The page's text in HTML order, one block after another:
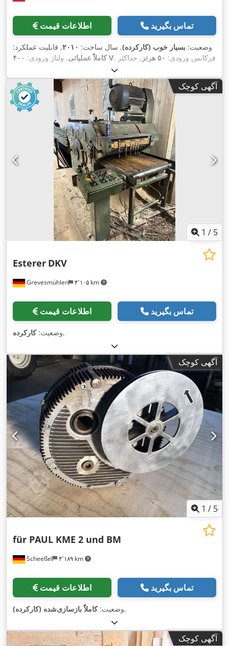
اطلاعات قیمت تماس بگیرید
وضعیت: بسیار خوب (کارکرده), سال ساخت: ۲۰۱۰, قابلیت عملکرد:
کاملاً عملیاتی, ولتاژ ورودی: ۴۰۰ V , فرکانس ورودی: ۵۰ هرتز
, حداکثر
, قطر تیغ اره:
ارتفاع:برقی, حداکثر سرعت چرخش:۲٬۹۰۰ دور/دقیقه
, تجهیزات:
محافظ تیغه اره, آگهی کوچک
1 / 5
Grevesmühlen ۴٬۱۰۵ km
Esterer DKV
اطلاعات قیمت تماس بگیرید
وضعیت:کارکرده ,
آگهی کوچک
1 / 5
Scheeßel ۴٬۱۸۹ km
für PAUL KME 2 und BM
اطلاعات قیمت تماس بگیرید
وضعیت:کاملاً بازسازی‌شده (کارکرده) ,
آگهی کوچک